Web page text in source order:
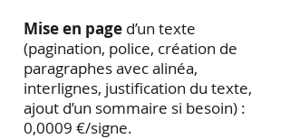
Mise en page d’un texte
(pagination, police, création de
paragraphes avec alinéa,
interlignes, justification du texte,
ajout d’un sommaire si besoin) :
0,0009 €/signe.